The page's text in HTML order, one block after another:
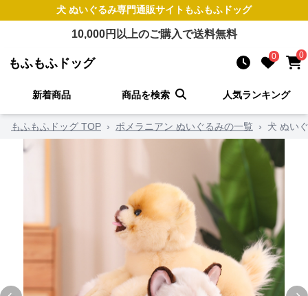
犬 ぬいぐるみ専門通販サイト もふもふドッグ
10,000円以上のご購入で送料無料
もふもふドッグ 0 0
新着商品 商品を検索 人気ランキング
もふもふドッグ TOP › ポメラニアン ぬいぐるみの一覧 › 犬 ぬい